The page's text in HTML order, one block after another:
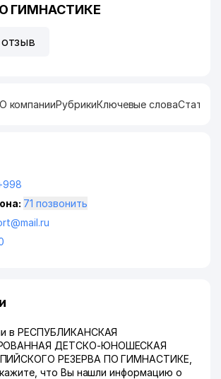
ГИМНАСТИКЕ
О компанииРубрикиКлючевые слова
71 позвонить
в РЕСПУБЛИКАНСКАЯ
ДЕТСКО-ЮНОШЕСКАЯ
РЕЗЕРВА ПО ГИМНАСТИКЕ,
что Вы нашли информацию о